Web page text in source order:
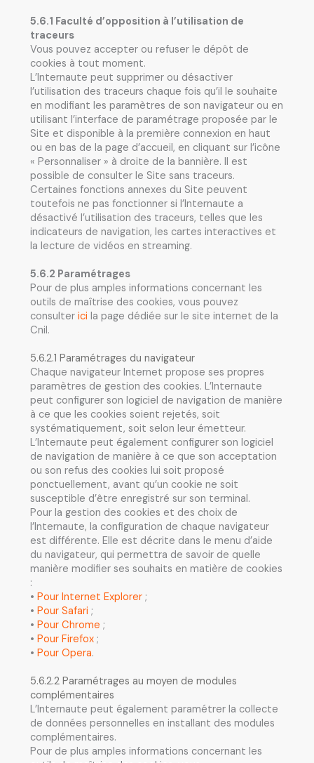
5.6.1 Faculté d’opposition à l’utilisation de
traceurs
Vous pouvez accepter ou refuser le dépôt de
cookies à tout moment.
L’Internaute peut supprimer ou désactiver
l’utilisation des traceurs chaque fois qu’il le souhaite
en modifiant les paramètres de son navigateur ou en
utilisant l’interface de paramétrage proposée par le
Site et disponible à la première connexion en haut
ou en bas de la page d’accueil, en cliquant sur l’icône
« Personnaliser » à droite de la bannière. Il est
possible de consulter le Site sans traceurs.
Certaines fonctions annexes du Site peuvent
toutefois ne pas fonctionner si l’Internaute a
désactivé l’utilisation des traceurs, telles que les
indicateurs de navigation, les cartes interactives et
la lecture de vidéos en streaming.
5.6.2 Paramétrages
Pour de plus amples informations concernant les
outils de maîtrise des cookies, vous pouvez
consulter ici la page dédiée sur le site internet de la
Cnil.
5.6.2.1 Paramétrages du navigateur
Chaque navigateur Internet propose ses propres
paramètres de gestion des cookies. L’Internaute
peut configurer son logiciel de navigation de manière
à ce que les cookies soient rejetés, soit
systématiquement, soit selon leur émetteur.
L’Internaute peut également configurer son logiciel
de navigation de manière à ce que son acceptation
ou son refus des cookies lui soit proposé
ponctuellement, avant qu’un cookie ne soit
susceptible d’être enregistré sur son terminal.
Pour la gestion des cookies et des choix de
l’Internaute, la configuration de chaque navigateur
est différente. Elle est décrite dans le menu d’aide
du navigateur, qui permettra de savoir de quelle
manière modifier ses souhaits en matière de cookies
:
• Pour Internet Explorer;
• Pour Safari ;
• Pour Chrome ;
• Pour Firefox;
• Pour Opera.
5.6.2.2 Paramétrages au moyen de modules
complémentaires
L’Internaute peut également paramétrer la collecte
de données personnelles en installant des modules
complémentaires.
Pour de plus amples informations concernant les